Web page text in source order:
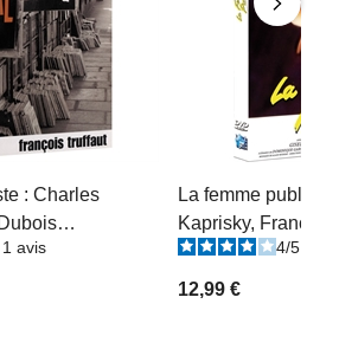
: Charles
1 avis
La femme
Kaprisky, Francis
4/5
12,99 €